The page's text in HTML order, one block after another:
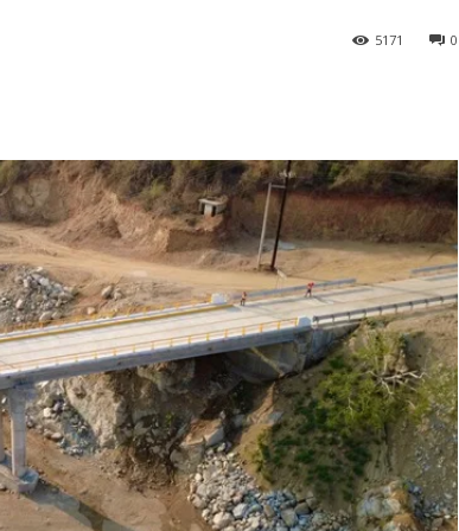
0
5171